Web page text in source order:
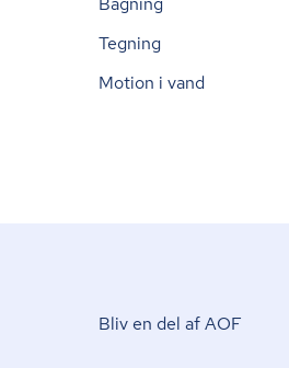
Tegning
Motion i vand
Bliv en del af AOF